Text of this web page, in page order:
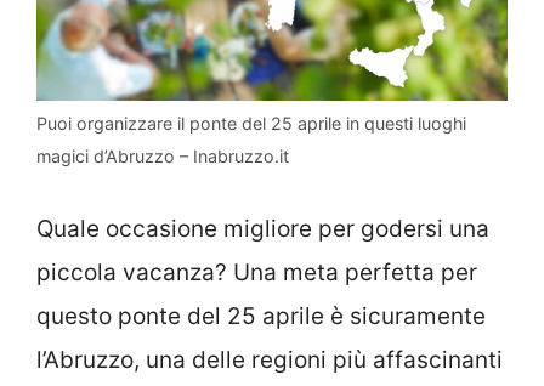
Puoi organizzare il ponte del 25 aprile in questi luoghi
magici d’Abruzzo – Inabruzzo.it
Quale occasione migliore per godersi una
piccola vacanza? Una meta perfetta per
questo ponte del 25 aprile è sicuramente
l’Abruzzo, una delle regioni più affascinanti